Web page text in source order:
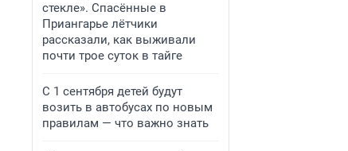
стекле». Спасённые в
Приангарье лётчики
рассказали, как выживали
почти трое суток в тайге
С 1 сентября детей будут
возить в автобусах по новым
правилам — что важно знать